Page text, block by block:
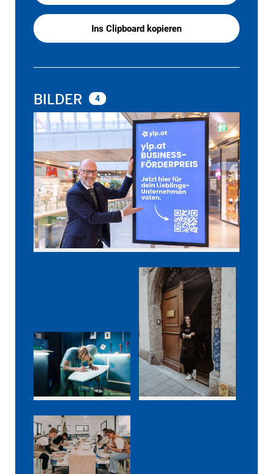
Ins Clipboard kopieren
BILDER 4